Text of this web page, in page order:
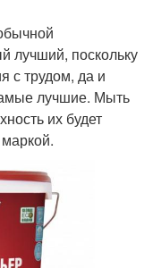
лучший, поскольку
с трудом, да и
лучшие. Мыть
их будет